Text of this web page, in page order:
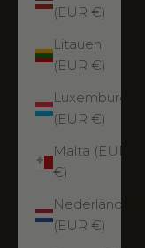
(EUR €)
Litauen
(EUR €)
Luxemburg
(EUR €)
Malta (EUR
€)
Nederländerna
(EUR €)